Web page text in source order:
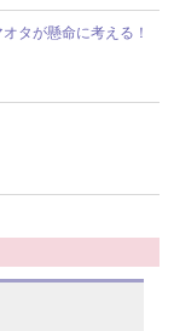
タが懸命に考える！